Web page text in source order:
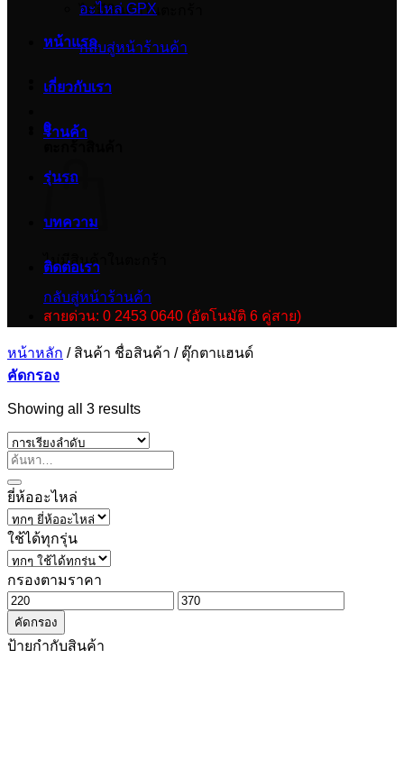
ไม่มีสินค้าในตะกร้า
กลับสู่หน้าร้านค้า
0
ไม่มีสินค้าในตะกร้า
กลับสู่หน้าร้านค้า
อะไหล่ GPX
หน้าแรก
เกี่ยวกับเรา
ร้านค้า
รุ่นรถ
บทความ
ติดต่อเรา
สายด่วน: 0 2453 0640 (อัตโนมัติ 6 คู่สาย)
หน้าหลัก /สินค้า ชื่อสินค้า /ตุ๊กตาแฮนด์
คัดกรอง
Showing all 3 results
ยี่ห้ออะไหล่
ใช้ได้ทุกรุ่น
กรองตามราคา
ราคา
ต่ำ
สุด
ราคา
คัดกรอง
ป้ายกำกับสินค้า